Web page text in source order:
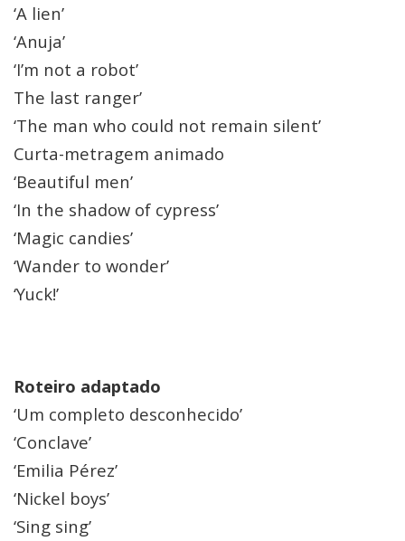
‘A lien’
‘Anuja’
‘I’m not a robot’
The last ranger’
‘The man who could not remain silent’
Curta-metragem animado
‘Beautiful men’
‘In the shadow of cypress’
‘Magic candies’
‘Wander to wonder’
‘Yuck!’
Roteiro adaptado
‘Um completo desconhecido’
‘Conclave’
‘Emilia Pérez’
‘Nickel boys’
‘Sing sing’